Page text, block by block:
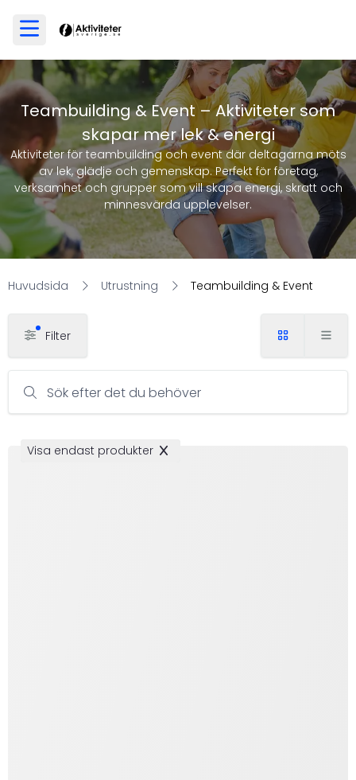
Teambuilding & Event – Aktiviteter som
skapar mer lek & energi
Aktiviteter för teambuilding och event där deltagarna möts
av lek, glädje och gemenskap. Perfekt för företag,
verksamhet och grupper som vill skapa energi, skratt och
minnesvärda upplevelser.
Huvudsida Utrustning Teambuilding & Event
Filter
Sök efter det du behöver
Visa endast produkter